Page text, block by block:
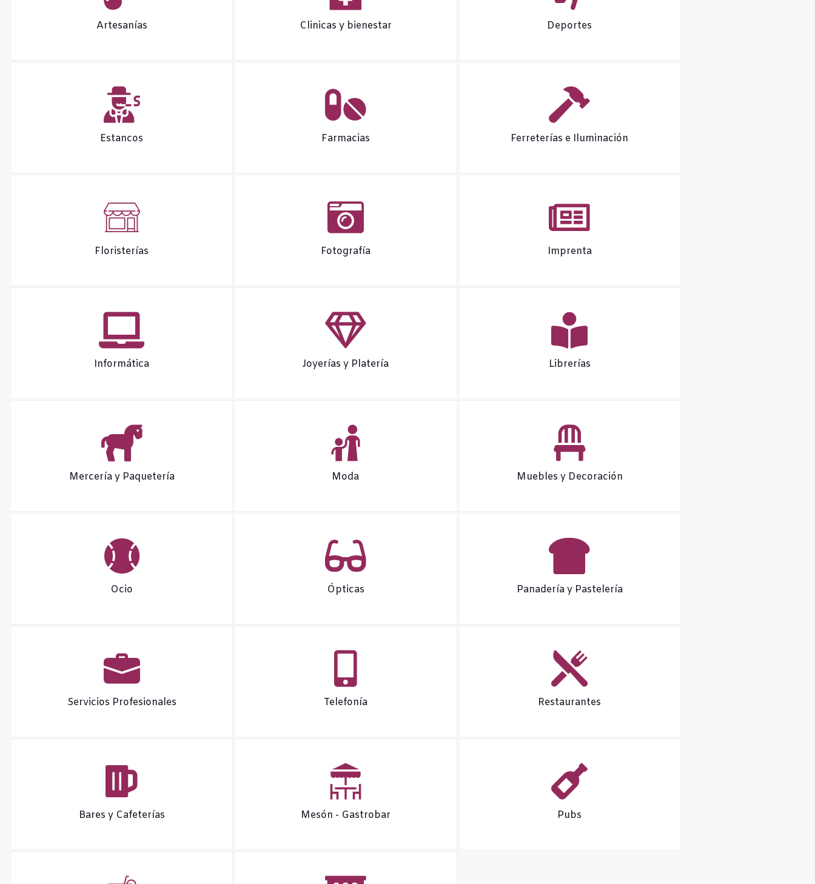
Artesanías Clinicas y bienestar Deportes
Estancos Farmacias Ferreterías e Iluminación
Floristerías Fotografía Imprenta
Informática Joyerías y Platería Librerías
Mercería y Paquetería Moda Muebles y Decoración
Ocio Ópticas Panadería y Pastelería
Servicios Profesionales Telefonía Restaurantes
Bares y Cafeterías Mesón - Gastrobar Pubs